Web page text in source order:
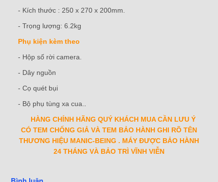
- Kích thước : 250 x 270 x 200mm.
- Trọng lượng: 6.2kg
Phụ kiện kèm theo
- Hộp số rời camera.
- Dây nguồn
- Cọ quét bụi
- Bộ phụ tùng xa cua.
HÀNG CHÍNH HÃNG QUÝ KHÁCH MUA CẦN LƯU Ý
CÓ TEM CHỐNG GIẢ VÀ TEM BẢO HÀNH GHI RÕ TÊN
THƯƠNG HIỆU MANIC-BEING . MÁY ĐƯỢC BẢO HÀNH
24 THÁNG VÀ BẢO TRÌ VĨNH VIỄN